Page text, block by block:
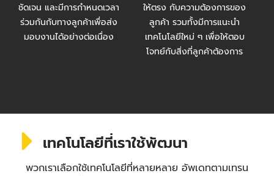
ชัดเจน และมีการกำหนดเวลา
ร่วมกันกับทางลูกค้าเพื่อส่ง
มอบงานได้อย่างต่อเนื่อง
ให้ตรง กับความต้องการของ
ลูกค้า รวมทั้งมีการแนะนำ
เทคโนโลยีใหม่ ๆ เพื่อให้ตอบ
โจทย์กับสิ่งที่ลูกค้าต้องการ
เทคโนโลยีที่เราใช้พัฒนา
พวกเราเลือกใช้เทคโนโลยีที่หลายหลาย อัพเดทตามเทรน